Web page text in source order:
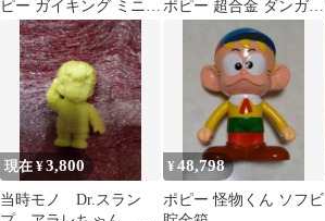
ピー ガイキング ミニソ
フビ 当時物
ポピー 超合金 ダンガー
現在 ¥3,800
当時モノ Dr.スラン
¥48,798
ポピー 怪物くん ソフビ